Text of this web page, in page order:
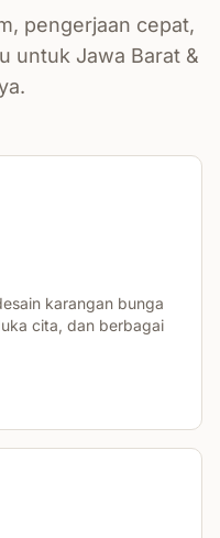
pengerjaan cepat,
untuk Jawa Barat &
karangan bunga
cita, dan berbagai